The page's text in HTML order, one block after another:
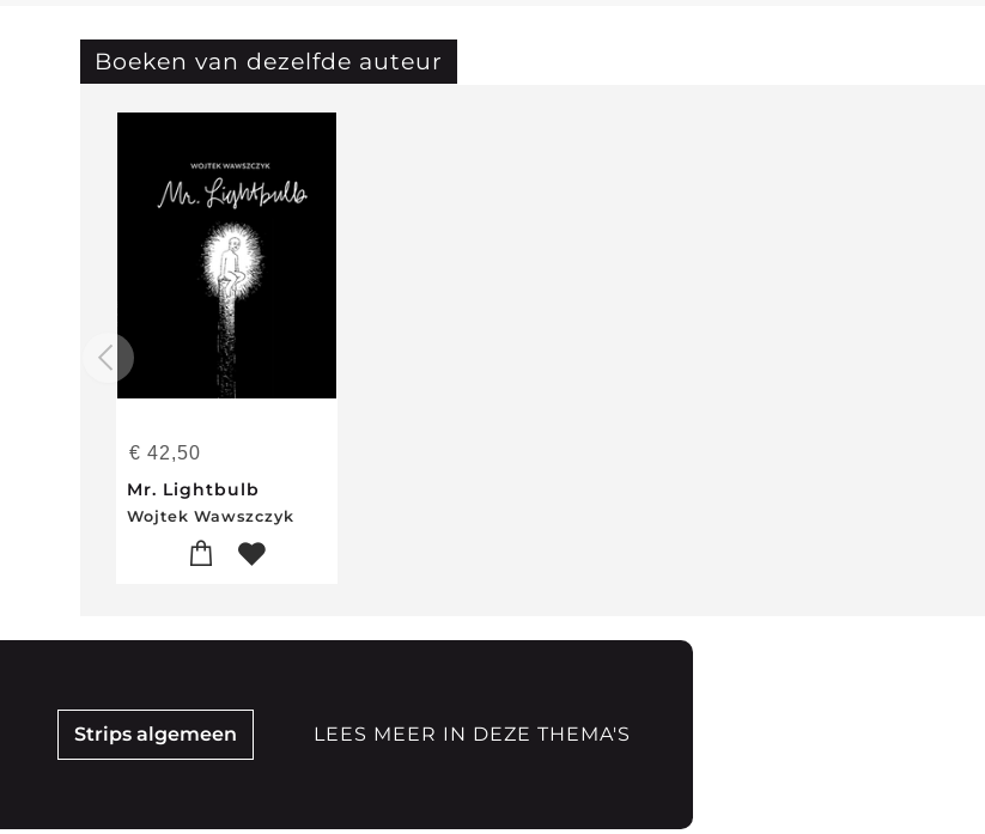
Boeken van dezelfde auteur
€ 42,50
Mr. Lightbulb
Wojtek Wawszczyk
Strips algemeen LEES MEER IN DEZE THEMA'S